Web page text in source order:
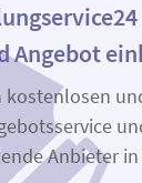
Angebot
kostenlosen
Anbieter